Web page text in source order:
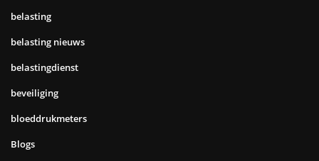
belasting
belasting nieuws
belastingdienst
beveiliging
bloeddrukmeters
Blogs